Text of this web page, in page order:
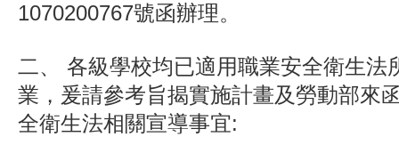
1070200767號函辦理。
二、 各級學校均已適用職業安全衛生法
業，爰請參考旨揭實施計畫及勞動部來
全衛生法相關宣導事宜: